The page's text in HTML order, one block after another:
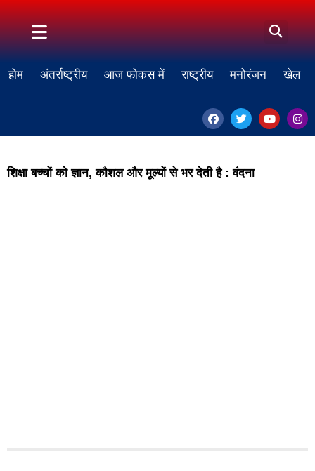
होम अंतर्राष्ट्रीय आज फोकस में राष्ट्रीय मनोरंजन खेल
शिक्षा बच्चों को ज्ञान, कौशल और मूल्यों से भर देती है : वंदना